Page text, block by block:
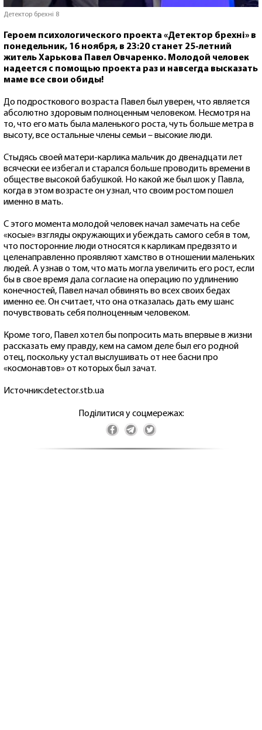
Детектор брехні 8
Героем психологического проекта «Детектор брехні» в
понедельник, 16 ноября, в 23:20 станет 25-летний
житель Харькова Павел Овчаренко. Молодой человек
надеется с помощью проекта раз и навсегда высказать
маме все свои обиды!
До подросткового возраста Павел был уверен, что является
абсолютно здоровым полноценным человеком. Несмотря на
то, что его мать была маленького роста, чуть больше метра в
высоту, все остальные члены семьи – высокие люди.
Стыдясь своей матери-карлика мальчик до двенадцати лет
всячески ее избегал и старался больше проводить времени в
обществе высокой бабушкой. Но какой же был шок у Павла,
когда в этом возрасте он узнал, что своим ростом пошел
именно в мать.
С этого момента молодой человек начал замечать на себе
«косые» взгляды окружающих и убеждать самого себя в том,
что посторонние люди относятся к карликам предвзято и
целенаправленно проявляют хамство в отношении маленьких
людей. А узнав о том, что мать могла увеличить его рост, если
бы в свое время дала согласие на операцию по удлинению
конечностей, Павел начал обвинять во всех своих бедах
именно ее. Он считает, что она отказалась дать ему шанс
почувствовать себя полноценным человеком.
Кроме того, Павел хотел бы попросить мать впервые в жизни
рассказать ему правду, кем на самом деле был его родной
отец, поскольку устал выслушивать от нее басни про
«космонавтов» от которых был зачат.
Источник:detector.stb.ua
Поділитися у соцмережах: